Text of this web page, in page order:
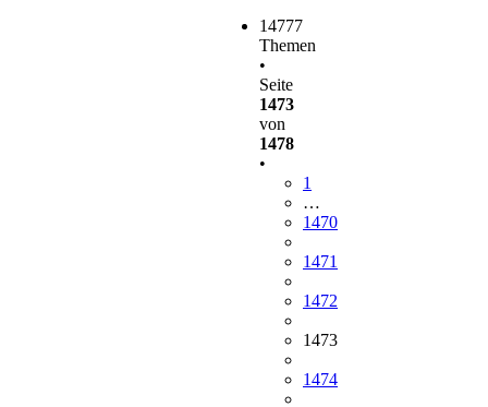
14777
Themen
•
Seite
1473
von
1478
•
1
…
1470
1471
1472
1473
1474